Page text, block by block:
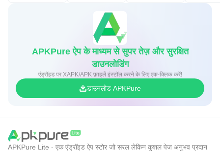
APKPure ऐप के माध्यम से सुपर तेज़ और सुरक्षित
डाउनलोडिंग
एंड्रॉइड पर XAPK/APK फ़ाइलें इंस्टॉल करने के लिए एक-क्लिक करें!
डाउनलोड APKPure
APKPure Lite - एक एंड्रॉइड ऐप स्टोर जो सरल लेकिन कुशल पेज अनुभव प्रदान